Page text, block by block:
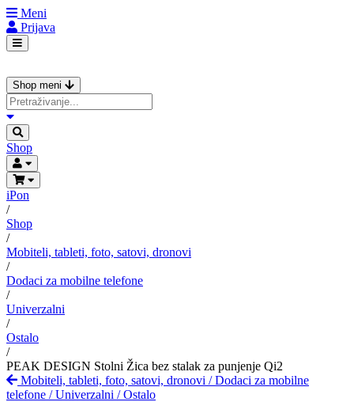
Meni
Prijava
Shop meni
Shop
iPon
/
Shop
/
Mobiteli, tableti, foto, satovi, dronovi
/
Dodaci za mobilne telefone
/
Univerzalni
/
Ostalo
/
PEAK DESIGN Stolni Žica bez stalak za punjenje Qi2
Mobiteli, tableti, foto, satovi, dronovi /Dodaci za mobilne
telefone /Univerzalni /Ostalo